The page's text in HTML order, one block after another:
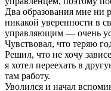
Два образования мне ни
никакой уверенности в
управляющим — очень
Чувствовал, что теряю
Решил, что не хочу
я хотел переехать в
там работу.
Уволился и начал